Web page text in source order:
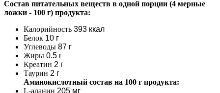
Состав питательных веществ в одной порции (4 мерные
ложки - 100 г) продукта:
Калорийность 393 ккал
Белок 10 г
Углеводы 87 г
Жиры 0.5 г
Креатин 2 г
Таурин 2 г
Аминокислотный состав на 100 г продукта:
L-аланин 205 мг